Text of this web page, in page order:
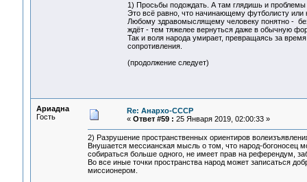
1) Просьбы подождать. А там глядишь и проблемы
Это всё равно, что начинающему футболисту или
Любому здравомыслящему человеку понятно -
ждёт - тем тяжелее вернуться даже в обычную
Так и воля народа умирает, превращаясь за
сопротивления.
(продолжение следует)
Ариадна
Гость
Re: Анархо-СССР
« Ответ #59 : 25 Января 2019, 02:00:33 »
2) Разрушение пространственных ориентиров
Внушается мессианская мысль о том, что народ-богоносец
собираться больше одного, не имеет прав на референдум,
Во все иные точки пространства народ может записаться
миссионером.